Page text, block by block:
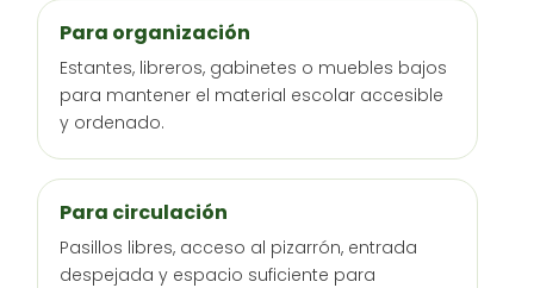
Para organización
Estantes, libreros, gabinetes o muebles bajos
para mantener el material escolar accesible
y ordenado.
Para circulación
Pasillos libres, acceso al pizarrón, entrada
despejada y espacio suficiente para